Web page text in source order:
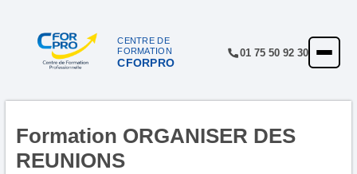
CENTRE DE
FORMATION
CFORPRO
01 75 50 92 30
ACCUEIL
Formation ORGANISER DES
REUNIONS